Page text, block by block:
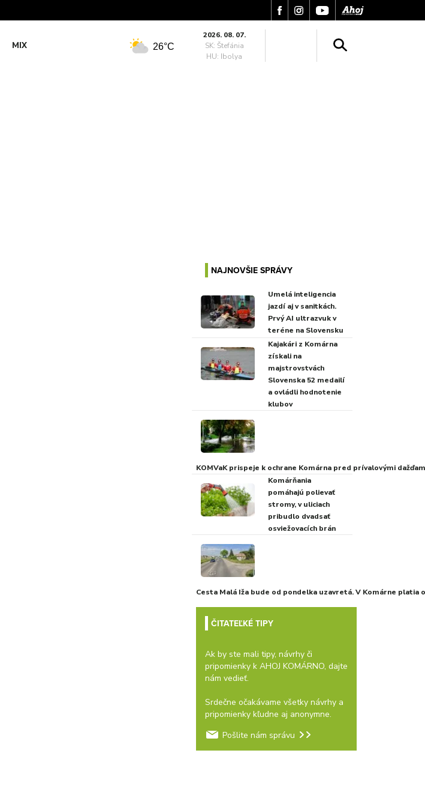
MIX 26°C
2026. 08. 07.
SK: Štefánia
HU: Ibolya
NAJNOVŠIE SPRÁVY
Umelá inteligencia
jazdí aj v sanitkách.
Prvý AI ultrazvuk v
teréne na Slovensku
Kajakári z Komárna
získali na
majstrovstvách
Slovenska 52 medailí
a ovládli hodnotenie
klubov
KOMVaK prispeje k ochrane Komárna pred prívalovými
Komárňania
pomáhajú polievať
stromy, v uliciach
pribudlo dvadsať
osviežovacích brán
Cesta Malá Iža bude od pondelka uzavretá. V Komárne platia
ČITATEĽKÉ TIPY
Ak by ste mali tipy, návrhy či
pripomienky k AHOJ KOMÁRNO, dajte
nám vedieť.
Srdečne očakávame všetky návrhy a
pripomienky kľudne aj anonymne.
Pošlite nám správu